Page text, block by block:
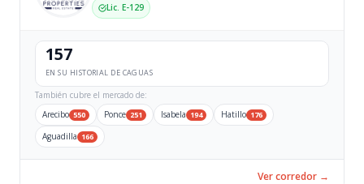
Lic. E-129
157
EN SU HISTORIAL DE CAGUAS
También cubre el mercado de:
Arecibo 550 Ponce 251 Isabela 194 Hatillo 176
Aguadilla 166
Ver corredor →